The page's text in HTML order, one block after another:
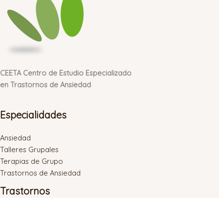
CEETA Centro de Estudio Especializado
en Trastornos de Ansiedad
Especialidades
Ansiedad
Talleres Grupales
Terapias de Grupo
Trastornos de Ansiedad
Trastornos